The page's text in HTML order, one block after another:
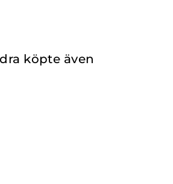
köpte även